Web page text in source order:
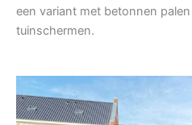
een variant met betonnen
tuinschermen.